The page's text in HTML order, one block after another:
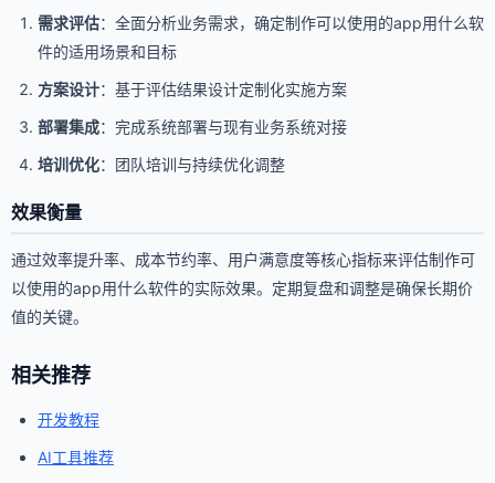
需求评估：全面分析业务需求，确定制作可以使用的app用什么软
件的适用场景和目标
方案设计：基于评估结果设计定制化实施方案
部署集成：完成系统部署与现有业务系统对接
培训优化：团队培训与持续优化调整
效果衡量
通过效率提升率、成本节约率、用户满意度等核心指标来评估制作可
以使用的app用什么软件的实际效果。定期复盘和调整是确保长期价
值的关键。
相关推荐
开发教程
AI工具推荐